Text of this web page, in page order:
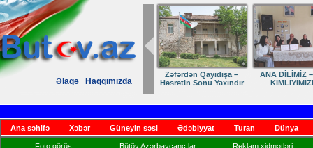
Əlaqə Haqqımızda
–
KİMLİYİMİZDİR
Ruhumuzun manifesti
Dostumuza
yubiley təbriki
Ana səhifə Xəbər Güneyin səsi Ədəbiyyat Turan Dünya
Foto görüş Bütöv Azərbaycançılar Reklam xidmətləri